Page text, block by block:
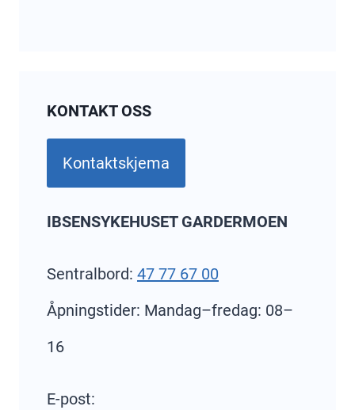
KONTAKT OSS
Kontaktskjema
IBSENSYKEHUSET GARDERMOEN
Sentralbord: 47 77 67 00
Åpningstider: Mandag–fredag: 08–
16
E-post: